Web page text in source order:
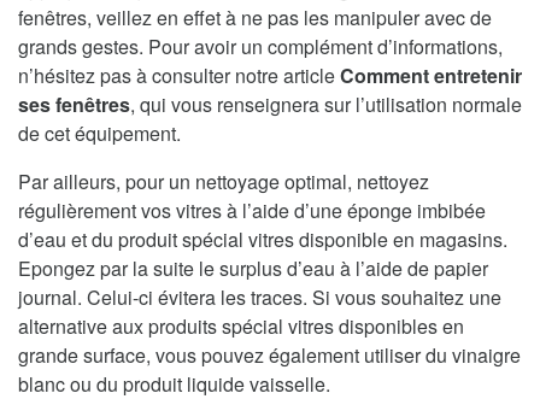
fenêtres, veillez en effet à ne pas les manipuler avec de
grands gestes. Pour avoir un complément d’informations,
n’hésitez pas à consulter notre articleComment entretenir
ses fenêtres, qui vous renseignera sur l’utilisation normale
de cet équipement.
Par ailleurs, pour un nettoyage optimal, nettoyez
régulièrement vos vitres à l’aide d’une éponge imbibée
d’eau et du produit spécial vitres disponible en magasins.
Epongez par la suite le surplus d’eau à l’aide de papier
journal. Celui-ci évitera les traces. Si vous souhaitez une
alternative aux produits spécial vitres disponibles en
grande surface, vous pouvez également utiliser du vinaigre
blanc ou du produit liquide vaisselle.